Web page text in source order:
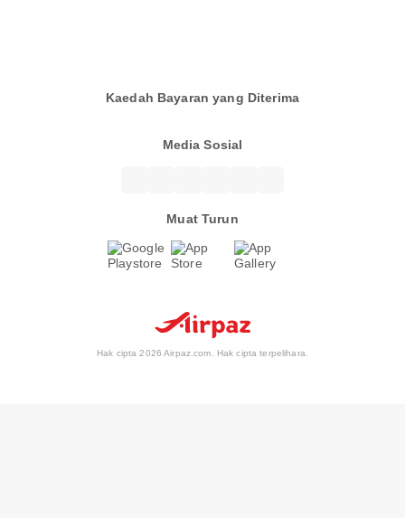
Kaedah Bayaran yang Diterima
Media Sosial
Muat Turun
Hak cipta 2026 Airpaz.com. Hak cipta terpelihara.